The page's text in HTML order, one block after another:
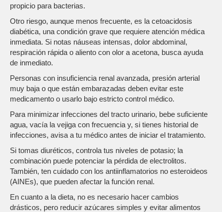
propicio para bacterias.
Otro riesgo, aunque menos frecuente, es la cetoacidosis
diabética, una condición grave que requiere atención médica
inmediata. Si notas náuseas intensas, dolor abdominal,
respiración rápida o aliento con olor a acetona, busca ayuda
de inmediato.
Personas con insuficiencia renal avanzada, presión arterial
muy baja o que están embarazadas deben evitar este
medicamento o usarlo bajo estricto control médico.
Para minimizar infecciones del tracto urinario, bebe suficiente
agua, vacía la vejiga con frecuencia y, si tienes historial de
infecciones, avisa a tu médico antes de iniciar el tratamiento.
Si tomas diuréticos, controla tus niveles de potasio; la
combinación puede potenciar la pérdida de electrolitos.
También, ten cuidado con los antiinflamatorios no esteroideos
(AINEs), que pueden afectar la función renal.
En cuanto a la dieta, no es necesario hacer cambios
drásticos, pero reducir azúcares simples y evitar alimentos